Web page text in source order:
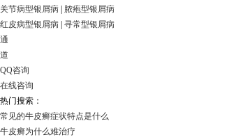
关节病型银屑病
脓疱型银屑病
红皮病型银屑病 寻常型银屑病
通
道
QQ咨询
在线咨询
热门搜索：
常见的牛皮癣症状特点是什么
牛皮癣为什么难治疗